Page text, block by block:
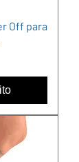
Off para